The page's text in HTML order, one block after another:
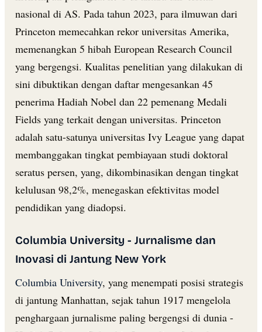
nasional di AS. Pada tahun 2023, para ilmuwan dari
Princeton memecahkan rekor universitas Amerika,
memenangkan 5 hibah European Research Council
yang bergengsi. Kualitas penelitian yang dilakukan di
sini dibuktikan dengan daftar mengesankan 45
penerima Hadiah Nobel dan 22 pemenang Medali
Fields yang terkait dengan universitas. Princeton
adalah satu-satunya universitas Ivy League yang dapat
membanggakan tingkat pembiayaan studi doktoral
seratus persen, yang, dikombinasikan dengan tingkat
kelulusan 98,2%, menegaskan efektivitas model
pendidikan yang diadopsi.
Columbia University - Jurnalisme dan
Inovasi di Jantung New York
Columbia University, yang menempati posisi strategis
di jantung Manhattan, sejak tahun 1917 mengelola
penghargaan jurnalisme paling bergengsi di dunia -